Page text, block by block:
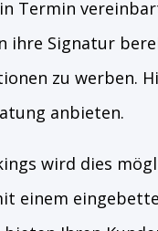
Termin
ihre Signatur
zu werben.
anbieten.
wird dies
einem